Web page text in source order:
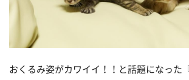
おくるみ姿がカワイイ！！と話題になった